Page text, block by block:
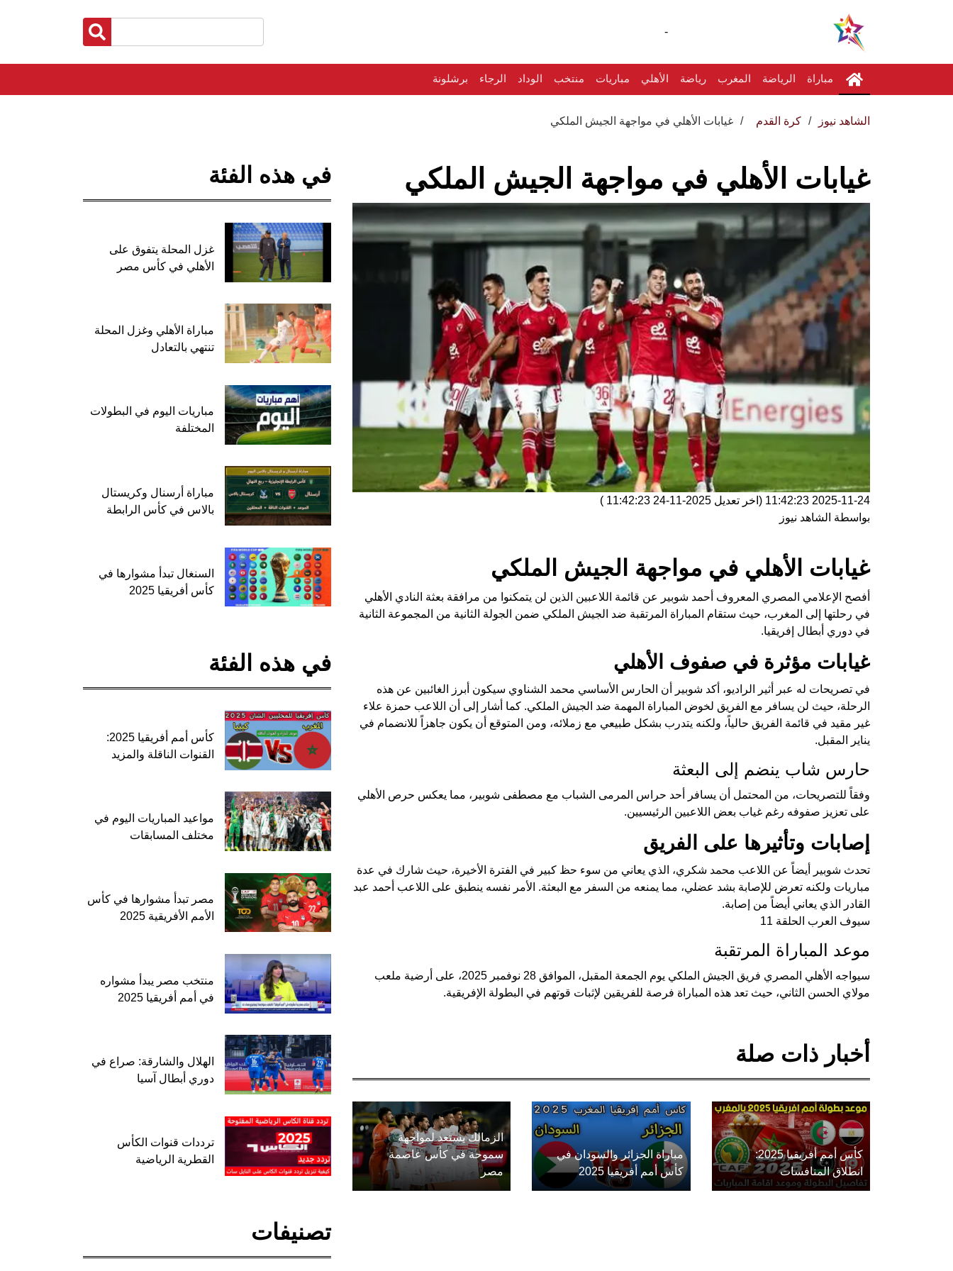
-
مباراة الرياضة المغرب رياضة الأهلي مباريات منتخب الوداد الرجاء برشلونة
الشاهد نيوز كرة القدم غيابات الأهلي في مواجهة الجيش الملكي
غيابات الأهلي في مواجهة الجيش الملكي
2025-11-24 11:42:23 (اخر تعديل 2025-11-24 11:42:23
)
بواسطة الشاهد نيوز
غيابات الأهلي في مواجهة الجيش الملكي
أفصح الإعلامي المصري المعروف أحمد شوبير عن قائمة اللاعبين الذين لن يتمكنوا من مرافقة بعثة النادي الأهلي
في رحلتها إلى المغرب، حيث ستقام المباراة المرتقبة ضد الجيش الملكي ضمن الجولة الثانية من المجموعة الثانية
في دوري أبطال إفريقيا.
غيابات مؤثرة في صفوف الأهلي
في تصريحات له عبر أثير الراديو، أكد شوبير أن الحارس الأساسي محمد الشناوي سيكون أبرز الغائبين عن هذه
الرحلة، حيث لن يسافر مع الفريق لخوض المباراة المهمة ضد الجيش الملكي. كما أشار إلى أن اللاعب حمزة علاء
غير مقيد في قائمة الفريق حالياً، ولكنه يتدرب بشكل طبيعي مع زملائه، ومن المتوقع أن يكون جاهزاً للانضمام في
يناير المقبل.
حارس شاب ينضم إلى البعثة
وفقاً للتصريحات، من المحتمل أن يسافر أحد حراس المرمى الشباب مع مصطفى شوبير، مما يعكس حرص الأهلي
على تعزيز صفوفه رغم غياب بعض اللاعبين الرئيسيين.
إصابات وتأثيرها على الفريق
تحدث شوبير أيضاً عن اللاعب محمد شكري، الذي يعاني من سوء حظ كبير في الفترة الأخيرة، حيث شارك في عدة
مباريات ولكنه تعرض للإصابة بشد عضلي، مما يمنعه من السفر مع البعثة. الأمر نفسه ينطبق على اللاعب أحمد عبد
القادر الذي يعاني أيضاً من إصابة.
سيوف العرب الحلقة 11
موعد المباراة المرتقبة
سيواجه الأهلي المصري فريق الجيش الملكي يوم الجمعة المقبل، الموافق 28 نوفمبر 2025، على أرضية ملعب
مولاي الحسن الثاني، حيث تعد هذه المباراة فرصة للفريقين لإثبات قوتهم في البطولة الإفريقية.
أخبار ذات صلة
كأس أمم أفريقيا 2025:
انطلاق المنافسات
مباراة الجزائر والسودان في
كأس أمم أفريقيا 2025
الزمالك يستعد لمواجهة
سموحة في كأس عاصمة
مصر
في هذه الفئة
غزل المحلة يتفوق على
الأهلي في كأس مصر
مباراة الأهلي وغزل المحلة
تنتهي بالتعادل
مباريات اليوم في البطولات
المختلفة
مباراة أرسنال وكريستال
بالاس في كأس الرابطة
السنغال تبدأ مشوارها في
كأس أفريقيا 2025
في هذه الفئة
كأس أمم أفريقيا 2025:
القنوات الناقلة والمزيد
مواعيد المباريات اليوم في
مختلف المسابقات
مصر تبدأ مشوارها في كأس
الأمم الأفريقية 2025
منتخب مصر يبدأ مشواره
في أمم أفريقيا 2025
الهلال والشارقة: صراع في
دوري أبطال آسيا
ترددات قنوات الكأس
القطرية الرياضية
تصنيفات